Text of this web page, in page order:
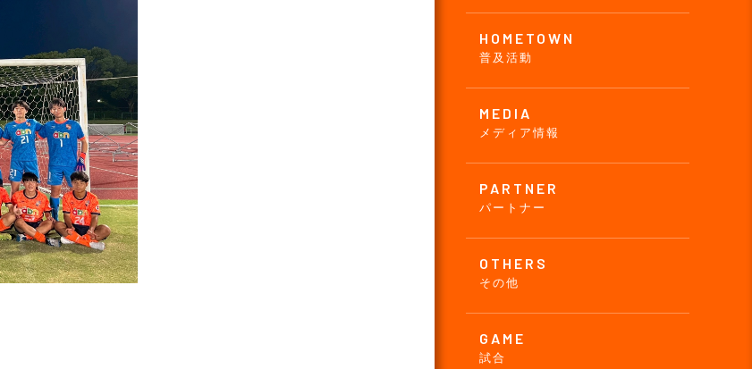
HOMETOWN
普及活動
MEDIA
メディア情報
PARTNER
パートナー
OTHERS
その他
GAME
試合